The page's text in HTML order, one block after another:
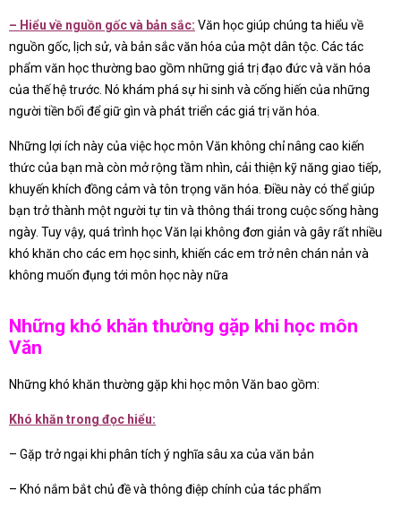
– Hiểu về nguồn gốc và bản sắc: Văn học giúp chúng ta hiểu về
nguồn gốc, lịch sử, và bản sắc văn hóa của một dân tộc. Các tác
phẩm văn học thường bao gồm những giá trị đạo đức và văn hóa
của thế hệ trước. Nó khám phá sự hi sinh và cống hiến của những
người tiền bối để giữ gìn và phát triển các giá trị văn hóa.
Những lợi ích này của việc học môn Văn không chỉ nâng cao kiến
thức của bạn mà còn mở rộng tầm nhìn, cải thiện kỹ năng giao tiếp,
khuyến khích đồng cảm và tôn trọng văn hóa. Điều này có thể giúp
bạn trở thành một người tự tin và thông thái trong cuộc sống hàng
ngày. Tuy vậy, quá trình học Văn lại không đơn giản và gây rất nhiều
khó khăn cho các em học sinh, khiến các em trở nên chán nản và
không muốn đụng tới môn học này nữa
Những khó khăn thường gặp khi học môn
Văn
Những khó khăn thường gặp khi học môn Văn bao gồm:
Khó khăn trong đọc hiểu:
– Gặp trở ngại khi phân tích ý nghĩa sâu xa của văn bản
– Khó nắm bắt chủ đề và thông điệp chính của tác phẩm